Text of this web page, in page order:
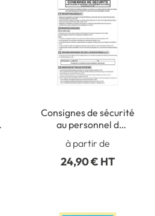
Consignes de sécurité
au personnel d
´encadrement
électrique - H 500 x L
350 mm
à partir de
24,90 € HT